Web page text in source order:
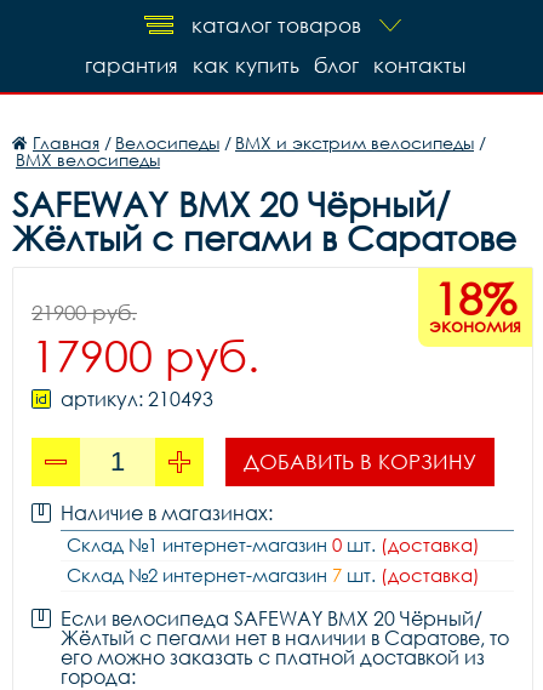
каталог товаров
контакты
блог
как купить
гарантия
Главная / Велосипеды / BMX и экстрим велосипеды /
BMX велосипеды
SAFEWAY BMX 20 Чёрный/
Жёлтый с пегами в Саратове
18%
экономия
21900 руб.
17900 руб.
артикул: 210493
ДОБАВИТЬ В КОРЗИНУ
Наличие в магазинах:
Склад №1 интернет-магазин 0 шт. (доставка)
Склад №2 интернет-магазин 7 шт. (доставка)
Если велосипеда SAFEWAY BMX 20 Чёрный/
Жёлтый с пегами нет в наличии в Саратове, то
его можно заказать с платной доставкой из
города: